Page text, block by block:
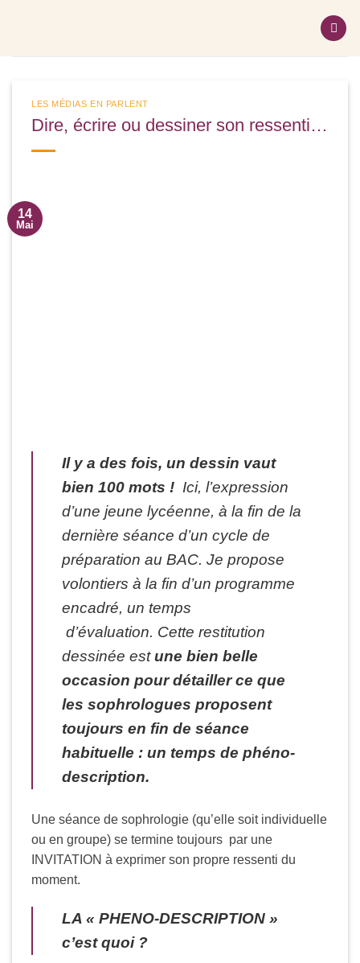
LES MÉDIAS EN PARLENT
Dire, écrire ou dessiner son ressenti…
14
Mai
Il y a des fois, un dessin vaut
bien 100 mots ! Ici, l’expression
d’une jeune lycéenne, à la fin de la
dernière séance d’un cycle de
préparation au BAC. Je propose
volontiers à la fin d’un programme
encadré, un temps
d’évaluation. Cette restitution
dessinée estune bien belle
occasion pour détailler ce que
les sophrologues proposent
toujours en fin de séance
habituelle : un temps de phéno-
description.
Une séance de sophrologie (qu’elle soit individuelle
ou en groupe) se termine toujours par une
INVITATION à exprimer son propre ressenti du
moment.
LA « PHENO-DESCRIPTION »
c’est quoi ?